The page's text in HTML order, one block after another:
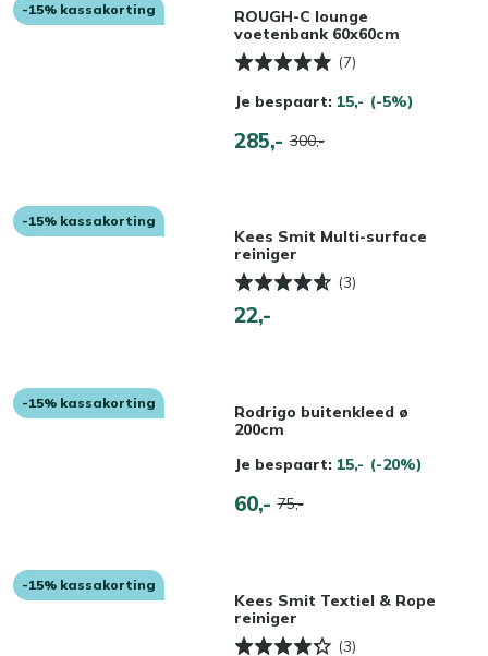
-15% kassakorting
ROUGH-C lounge
voetenbank 60x60cm
(7)
Je bespaart: 15,- (-5%)
285,- 300,-
-15% kassakorting
Kees Smit Multi-surface
reiniger
(3)
22,-
-15% kassakorting
Rodrigo buitenkleed ø
200cm
Je bespaart: 15,- (-20%)
60,- 75,-
-15% kassakorting
Kees Smit Textiel & Rope
reiniger
(3)